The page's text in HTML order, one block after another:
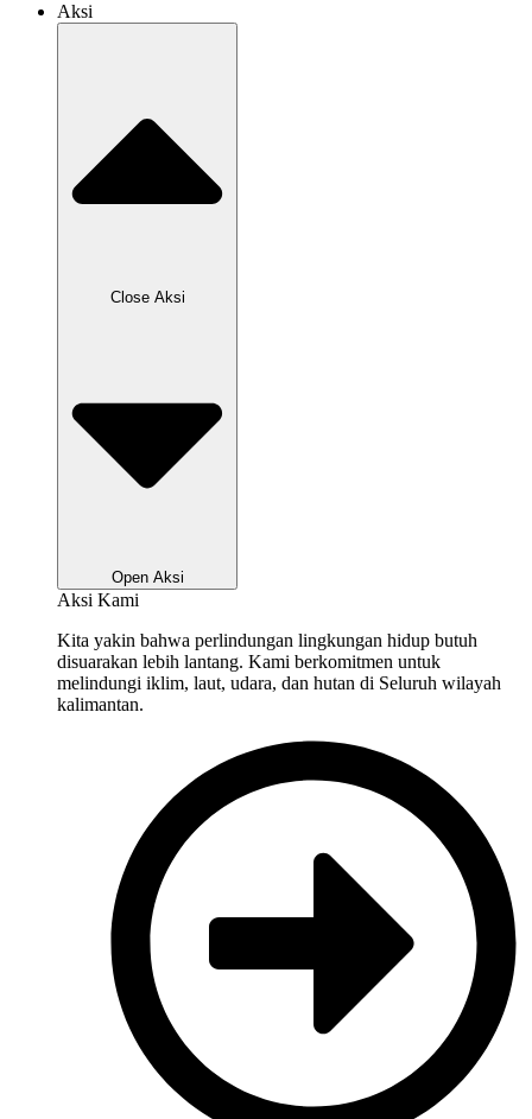
Aksi
Close Aksi
Open Aksi
Aksi Kami
Kita yakin bahwa perlindungan lingkungan hidup butuh
disuarakan lebih lantang. Kami berkomitmen untuk
melindungi iklim, laut, udara, dan hutan di Seluruh wilayah
kalimantan.